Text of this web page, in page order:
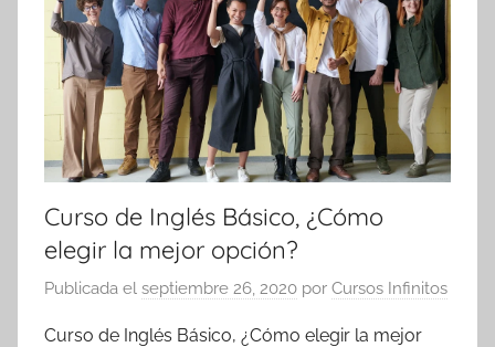
Curso de Inglés Básico, ¿Cómo
elegir la mejor opción?
Publicada el septiembre 26, 2020 por Cursos Infinitos
Curso de Inglés Básico, ¿Cómo elegir la mejor